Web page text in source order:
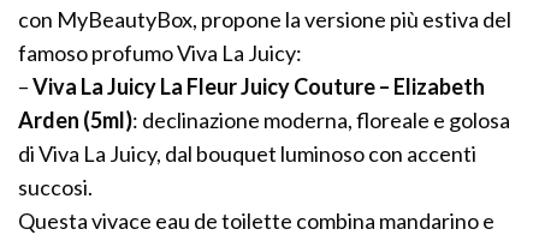
con MyBeautyBox, propone la versione più estiva del
famoso profumo Viva La Juicy:
–Viva La Juicy La Fleur Juicy Couture – Elizabeth
Arden (5ml): declinazione moderna, floreale e golosa
di Viva La Juicy, dal bouquet luminoso con accenti
succosi.
Questa vivace eau de toilette combina mandarino e